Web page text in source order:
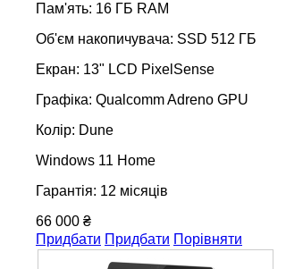
Пам'ять: 16 ГБ RAM
Об'єм накопичувача: SSD 512 ГБ
Екран: 13" LCD PixelSense
Графіка: Qualcomm Adreno GPU
Колір: Dune
Windows 11 Home
Гарантія: 12 місяців
66 000 ₴
Придбати Придбати Порівняти